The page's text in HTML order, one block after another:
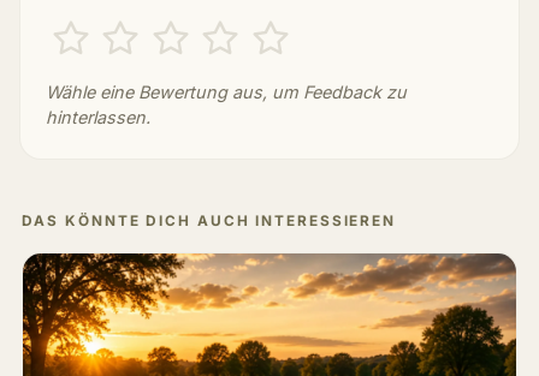
Wähle eine Bewertung aus, um Feedback zu
hinterlassen.
DAS KÖNNTE DICH AUCH INTERESSIEREN